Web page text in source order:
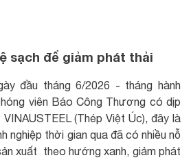
sạch để giảm phát thải
đầu tháng 6/2026 - tháng hành
viên Báo Công Thương có dịp
(Thép Việt Úc), đây là
nghiệp thời gian qua đã có nhiều nỗ
xuất theo hướng xanh, giảm phát